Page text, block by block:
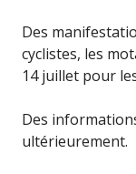
Des
cyclistes, les
14 juillet pour
Des
ultérieurement.